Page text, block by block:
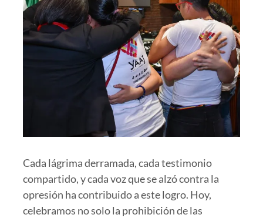
Cada lágrima derramada, cada testimonio
compartido, y cada voz que se alzó contra la
opresión ha contribuido a este logro. Hoy,
celebramos no solo la prohibición de las